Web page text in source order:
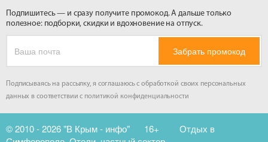
Подпишитесь — и сразу получите промокод. А дальше только
полезное: подборки, скидки и вдохновение на отпуск.
Забрать промокод
Подписываясь на рассылку, я соглашаюсь с обработкой своих персональных
данных в соответствии с политикой конфиденциальности
© 2010 - 2026 "В Крым - инфо" 16+
Отдых в